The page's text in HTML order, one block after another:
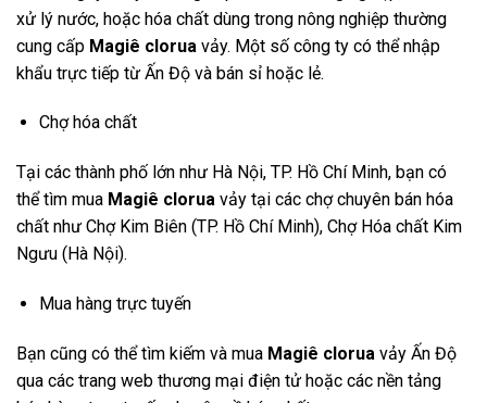
xử lý nước, hoặc hóa chất dùng trong nông nghiệp thường
cung cấp Magiê clorua vảy. Một số công ty có thể nhập
khẩu trực tiếp từ Ấn Độ và bán sỉ hoặc lẻ.
Chợ hóa chất
Tại các thành phố lớn như Hà Nội, TP. Hồ Chí Minh, bạn có
thể tìm mua Magiê clorua vảy tại các chợ chuyên bán hóa
chất như Chợ Kim Biên (TP. Hồ Chí Minh), Chợ Hóa chất Kim
Ngưu (Hà Nội).
Mua hàng trực tuyến
Bạn cũng có thể tìm kiếm và mua Magiê clorua vảy Ấn Độ
qua các trang web thương mại điện tử hoặc các nền tảng